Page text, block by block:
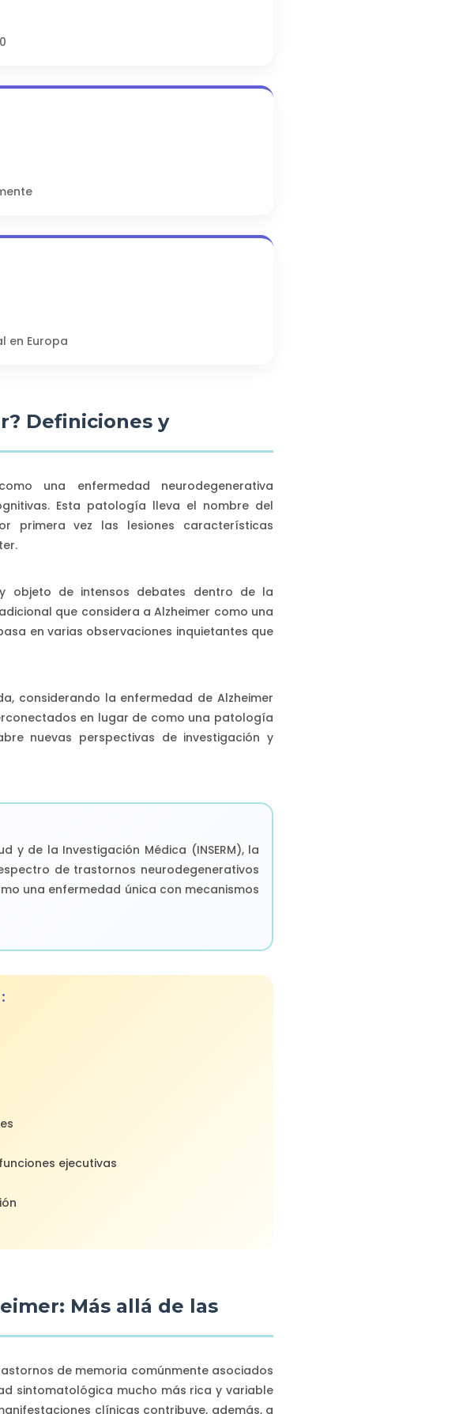
en Europa
Definiciones y
una enfermedad neurodegenerativa
Esta patología lleva el nombre del
primera vez las lesiones características
objeto de intensos debates dentro de la
que considera a Alzheimer como una
en varias observaciones inquietantes que
considerando la enfermedad de Alzheimer
en lugar de como una patología
nuevas perspectivas de investigación y
y de la Investigación Médica (INSERM), la
de trastornos neurodegenerativos
una enfermedad única con mecanismos
ejecutivas
Más allá de las
de memoria comúnmente asociados
sintomatológica mucho más rica y variable
clínicas contribuye, además, a